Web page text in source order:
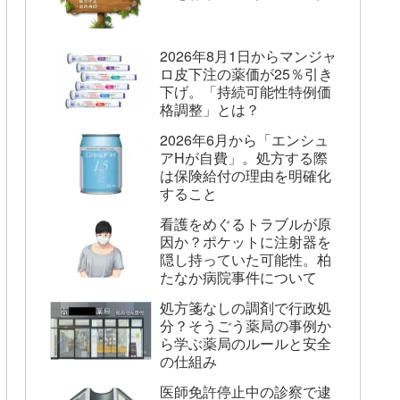
2026年8月1日からマンジャ
ロ皮下注の薬価が25％引き
下げ。「持続可能性特例価
格調整」とは？
2026年6月から「エンシュ
アHが自費」。処方する際
は保険給付の理由を明確化
すること
看護をめぐるトラブルが原
因か？ポケットに注射器を
隠し持っていた可能性。柏
たなか病院事件について
処方箋なしの調剤で行政処
分？そうごう薬局の事例か
ら学ぶ薬局のルールと安全
の仕組み
医師免許停止中の診察で逮